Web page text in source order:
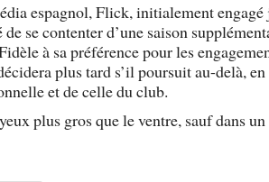
espagnol, Flick, initialement engagé
se contenter d’une saison
à sa préférence pour les
plus tard s’il poursuit au-delà,
et de celle du club.
plus gros que le ventre, sauf dans